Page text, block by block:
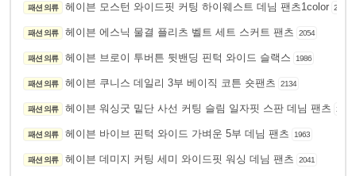
패션 의류 헤이븐 모스턴 와이드핏 커팅 하이웨스트 데님 팬츠1color 2106
패션 의류 헤이븐 에스닉 물결 플리츠 벨트 세트 스커트 팬츠 2054
패션 의류 헤이븐 브로이 투버튼 뒷밴딩 핀턱 와이드 슬랙스 1986
패션 의류 헤이븐 쿠니스 데일리 3부 베이직 코튼 숏팬츠 2134
패션 의류 헤이븐 워싱굿 밑단 사선 커팅 슬림 일자핏 스판 데님 팬츠 2095
패션 의류 헤이븐 바이브 핀턱 와이드 가벼운 5부 데님 팬츠 1963
패션 의류 헤이븐 데미지 커팅 세미 와이드핏 워싱 데님 팬츠 2041